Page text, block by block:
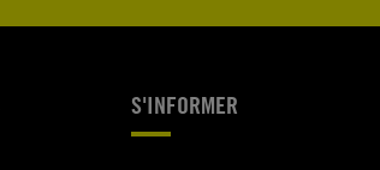
S'INFORMER